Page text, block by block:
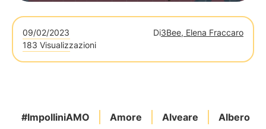
09/02/2023 Di3Bee, Elena Fraccaro
183 Visualizzazioni
#ImpolliniAMO Amore Alveare Albero